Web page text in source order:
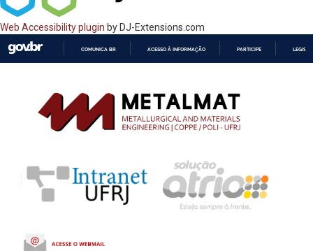
Web Accessibility plugin by DJ-Extensions.com
CONTEÚDO
COMUNICA BR ACESSO À INFORMAÇÃO PARTICIPE